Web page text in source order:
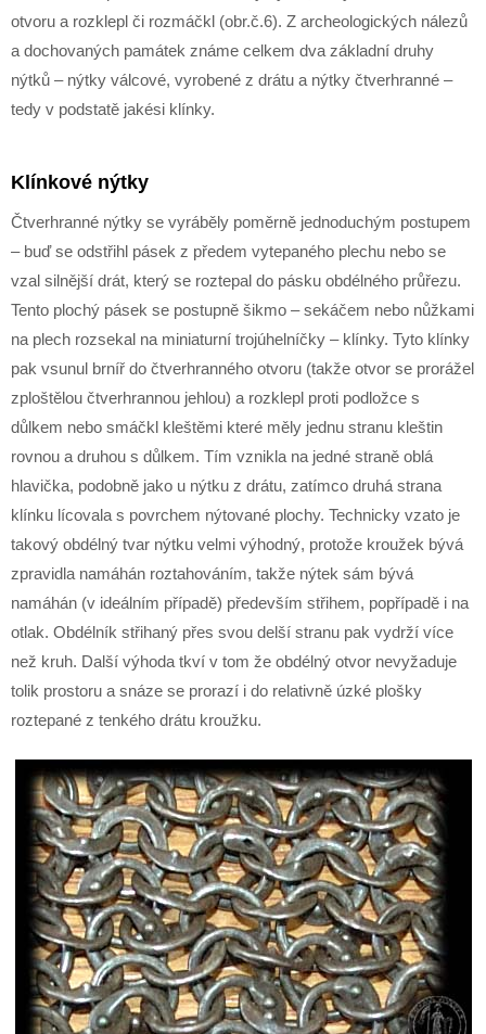
otvoru a rozklepl či rozmáčkl (obr.č.6). Z archeologických nálezů
a dochovaných památek známe celkem dva základní druhy
nýtků – nýtky válcové, vyrobené z drátu a nýtky čtverhranné –
tedy v podstatě jakési klínky.
Klínkové nýtky
Čtverhranné nýtky se vyráběly poměrně jednoduchým postupem
– buď se odstřihl pásek z předem vytepaného plechu nebo se
vzal silnější drát, který se roztepal do pásku obdélného průřezu.
Tento plochý pásek se postupně šikmo – sekáčem nebo nůžkami
na plech rozsekal na miniaturní trojúhelníčky – klínky. Tyto klínky
pak vsunul brníř do čtverhranného otvoru (takže otvor se prorážel
zploštělou čtverhrannou jehlou) a rozklepl proti podložce s
důlkem nebo smáčkl kleštěmi které měly jednu stranu kleštin
rovnou a druhou s důlkem. Tím vznikla na jedné straně oblá
hlavička, podobně jako u nýtku z drátu, zatímco druhá strana
klínku lícovala s povrchem nýtované plochy. Technicky vzato je
takový obdélný tvar nýtku velmi výhodný, protože kroužek bývá
zpravidla namáhán roztahováním, takže nýtek sám bývá
namáhán (v ideálním případě) především střihem, popřípadě i na
otlak. Obdélník střihaný přes svou delší stranu pak vydrží více
než kruh. Další výhoda tkví v tom že obdélný otvor nevyžaduje
tolik prostoru a snáze se prorazí i do relativně úzké plošky
roztepané z tenkého drátu kroužku.